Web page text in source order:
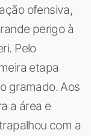
ofensiva,
perigo à
Pelo
etapa
gramado. Aos
a área e
com a